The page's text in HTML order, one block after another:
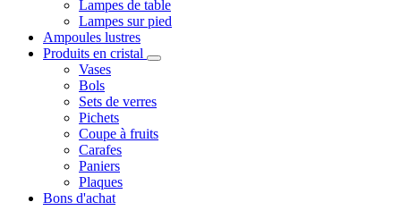
Lampes de table
Lampes sur pied
Ampoules lustres
Produits en cristal
Vases
Bols
Sets de verres
Pichets
Coupe à fruits
Carafes
Paniers
Plaques
Bons d'achat